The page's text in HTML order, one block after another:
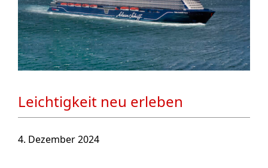
Leichtigkeit neu erleben
4. Dezember 2024